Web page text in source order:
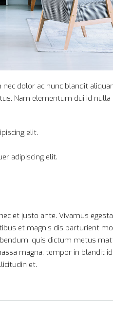
dolor ac nunc blandit
Nam elementum dui id
elit.
adipiscing elit.
et justo ante. Vivamus
et magnis dis parturient
quis dictum metus
magna, tempor in blandit
et.